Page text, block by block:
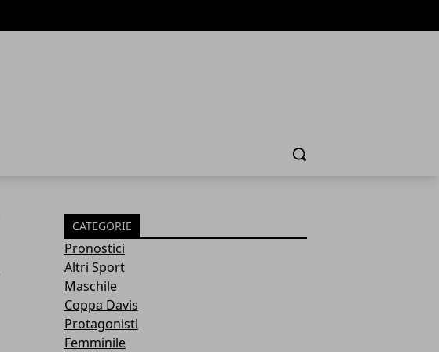
Cerca
CATEGORIE
Pronostici
Altri Sport
Maschile
Coppa Davis
Protagonisti
Femminile